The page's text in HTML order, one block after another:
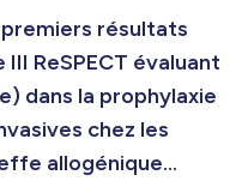
résultats
ReSPECT évaluant
dans la prophylaxie
chez les
allogénique...